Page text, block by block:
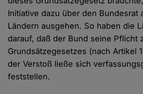
Initiative dazu über den Bundesrat
Ländern ausgehen. So haben die
darauf, daß der Bund seine Pflicht
Grundsätzegesetzes (nach Artikel
der Verstoß ließe sich
feststellen.